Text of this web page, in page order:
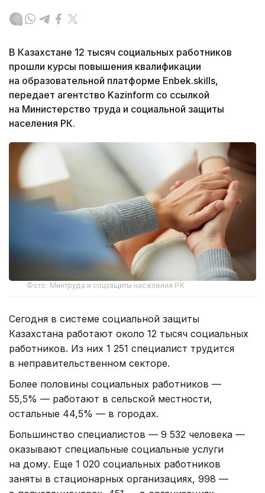
В Казахстане 12 тысяч социальных работников
прошли курсы повышения квалификации
на образовательной платформе Enbek.skills,
передает агентство Kazinform со ссылкой
на Министерство труда и социальной защиты
населения РК.
Фото: Минтруда и соцзащиты населения РК
Сегодня в системе социальной защиты
Казахстана работают около 12 тысяч социальных
работников. Из них 1 251 специалист трудится
в неправительственном секторе.
Более половины социальных работников —
55,5% — работают в сельской местности,
остальные 44,5% — в городах.
Большинство специалистов — 9 532 человека —
оказывают специальные социальные услуги
на дому. Еще 1 020 социальных работников
заняты в стационарных организациях, 998 —